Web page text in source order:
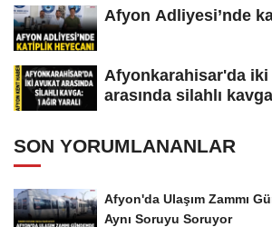
Afyon Adliyesi’nde
Afyonkarahisar'da iki
arasında silahlı
SON YORUMLANANLAR
Afyon'da Ulaşım Zammı
Aynı Soruyu Soruyor